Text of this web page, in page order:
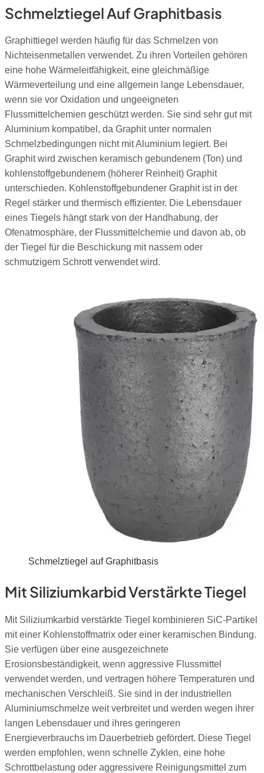
Schmelztiegel Auf Graphitbasis
Graphittiegel werden häufig für das Schmelzen von
Nichteisenmetallen verwendet. Zu ihren Vorteilen gehören
eine hohe Wärmeleitfähigkeit, eine gleichmäßige
Wärmeverteilung und eine allgemein lange Lebensdauer,
wenn sie vor Oxidation und ungeeigneten
Flussmittelchemien geschützt werden. Sie sind sehr gut mit
Aluminium kompatibel, da Graphit unter normalen
Schmelzbedingungen nicht mit Aluminium legiert. Bei
Graphit wird zwischen keramisch gebundenem (Ton) und
kohlenstoffgebundenem (höherer Reinheit) Graphit
unterschieden. Kohlenstoffgebundener Graphit ist in der
Regel stärker und thermisch effizienter. Die Lebensdauer
eines Tiegels hängt stark von der Handhabung, der
Ofenatmosphäre, der Flussmittelchemie und davon ab, ob
der Tiegel für die Beschickung mit nassem oder
schmutzigem Schrott verwendet wird.
Schmelztiegel auf Graphitbasis
Mit Siliziumkarbid Verstärkte Tiegel
Mit Siliziumkarbid verstärkte Tiegel kombinieren SiC-Partikel
mit einer Kohlenstoffmatrix oder einer keramischen Bindung.
Sie verfügen über eine ausgezeichnete
Erosionsbeständigkeit, wenn aggressive Flussmittel
verwendet werden, und vertragen höhere Temperaturen und
mechanischen Verschleiß. Sie sind in der industriellen
Aluminiumschmelze weit verbreitet und werden wegen ihrer
langen Lebensdauer und ihres geringeren
Energieverbrauchs im Dauerbetrieb gefördert. Diese Tiegel
werden empfohlen, wenn schnelle Zyklen, eine hohe
Schrottbelastung oder aggressivere Reinigungsmittel zum